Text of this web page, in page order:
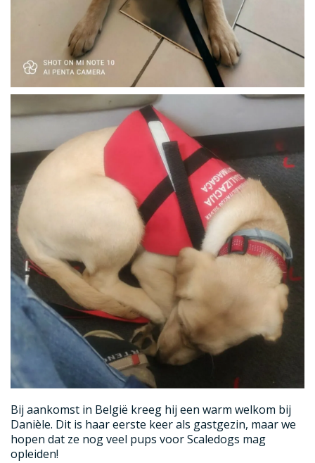
Bij aankomst in België kreeg hij een warm welkom bij
Danièle. Dit is haar eerste keer als gastgezin, maar we
hopen dat ze nog veel pups voor Scaledogs mag
opleiden!